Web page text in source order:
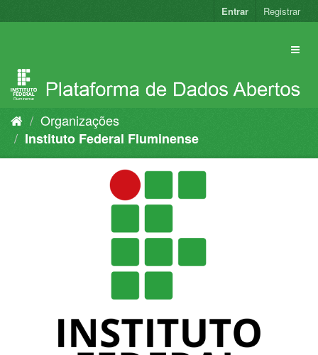
para
Entrar Registrar
Organizações
Instituto Federal Fluminense